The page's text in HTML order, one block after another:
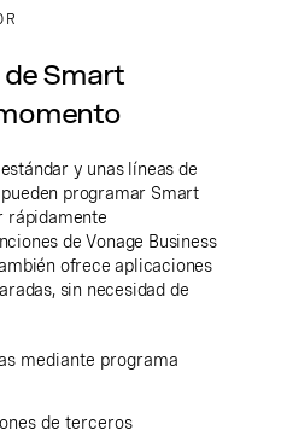
Smart
y unas líneas de
programar Smart
rápidamente
de Vonage Business
ofrece aplicaciones
sin necesidad de
mediante programa
de terceros